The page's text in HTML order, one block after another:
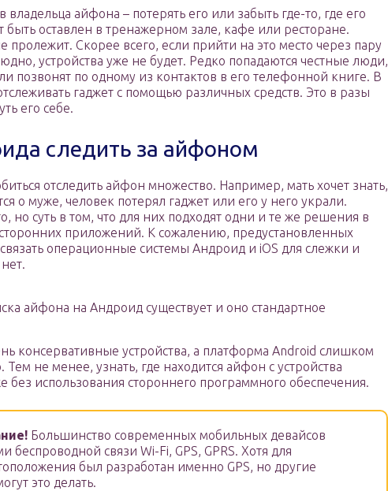
айфона – потерять его или забыть где-то, где его
оставлен в тренажерном зале, кафе или ресторане.
пролежит. Скорее всего, если прийти на это место через пару
устройства уже не будет. Редко попадаются честные люди,
позвонят по одному из контактов в его телефонной книге. В
гаджет с помощью различных средств. Это в разы
его себе.
следить за айфоном
отследить айфон множество. Например, мать хочет знать,
о муже, человек потерял гаджет или его у него украли.
но суть в том, что для них подходят одни и те же решения в
приложений. К сожалению, предустановленных
операционные системы Андроид и iOS для слежки и
айфона на Андроид существует и оно стандартное
консервативные устройства, а платформа Android слишком
не менее, узнать, где находится айфон с устройства
использования стороннего программного обеспечения.
Большинство современных мобильных девайсов
беспроводной связи Wi-Fi, GPS, GPRS. Хотя для
был разработан именно GPS, но другие
это делать.